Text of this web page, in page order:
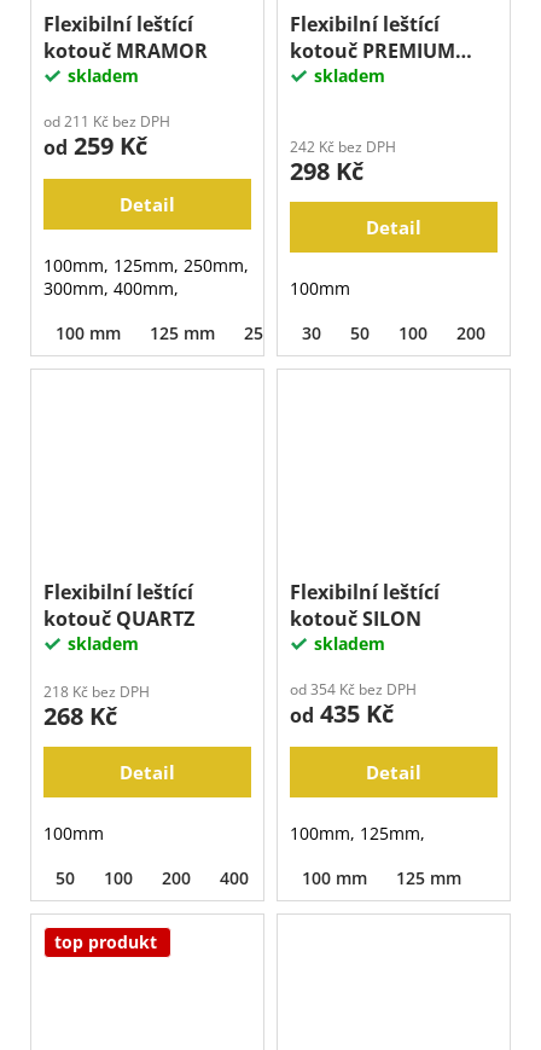
Flexibilní leštící
kotouč MRAMOR
skladem
od 211 Kč bez DPH
od 259 Kč
Detail
100mm, 125mm, 250mm,
300mm, 400mm,
100 mm
125 mm 250 mm 300 mm 400 mm
Flexibilní leštící
kotouč PREMIUM
DIASEGMENT
skladem
242 Kč bez DPH
298 Kč
Detail
100mm
30
50 100 200
Flexibilní leštící
kotouč QUARTZ
skladem
218 Kč bez DPH
268 Kč
Detail
100mm
50
100 200 400 800 1500 3000
Flexibilní leštící
kotouč SILON
skladem
od 354 Kč bez DPH
od 435 Kč
Detail
100mm, 125mm,
100 mm
125 mm
top produkt